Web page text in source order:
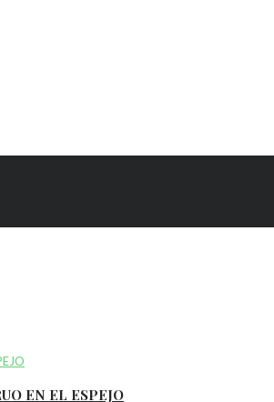
EN EL ESPEJO